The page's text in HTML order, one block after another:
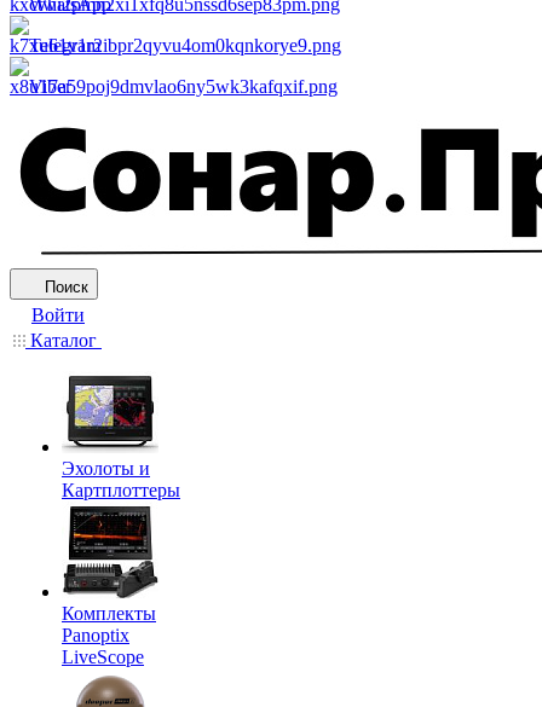
WhatsApp
Telegram
Viber
Поиск
Войти
Каталог
Эхолоты и
Картплоттеры
Комплекты
Panoptix
LiveScope